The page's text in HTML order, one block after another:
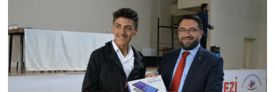
Tunceli Müftülüğü
Uşak Müftülüğü
Van Müftülüğü